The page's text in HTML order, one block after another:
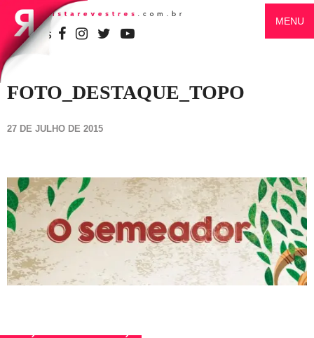
SIGA-NOS
MENU
FOTO_DESTAQUE_TOPO
27 DE JULHO DE 2015